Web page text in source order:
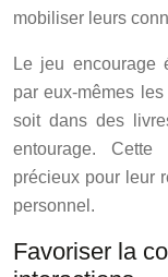
mobiliser leurs
Le jeu encourage
par eux-mêmes
soit dans des
entourage.
précieux pour leur
personnel.
Favoriser la